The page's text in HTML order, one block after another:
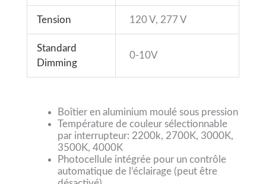
Tension 120 V, 277 V
Standard
Dimming
0-10V
Boîtier en aluminium moulé sous pression
Température de couleur sélectionnable
par interrupteur: 2200k, 2700K, 3000K,
3500K, 4000K
Photocellule intégrée pour un contrôle
automatique de l’éclairage (peut être